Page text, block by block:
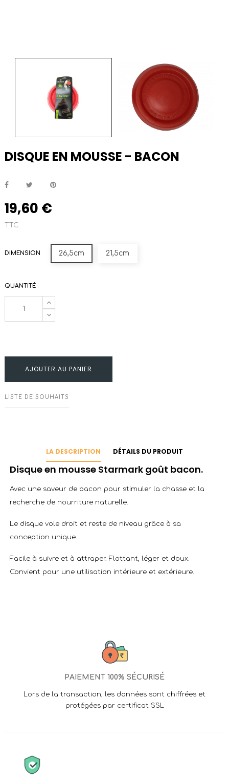
DISQUE EN MOUSSE - BACON
19,60 €
TTC
DIMENSION 26,5cm 21,5cm
QUANTITÉ
AJOUTER AU PANIER
LISTE DE SOUHAITS
LA DESCRIPTION DÉTAILS DU PRODUIT
Disque en mousse Starmark goût bacon.
Avec une saveur de bacon pour stimuler la chasse et la
recherche de nourriture naturelle.
Le disque vole droit et reste de niveau grâce à sa
conception unique.
Facile à suivre et à attraper. Flottant, léger et doux.
Convient pour une utilisation intérieure et extérieure.
PAIEMENT 100% SÉCURISÉ
Lors de la transaction, les données sont chiffrées et
protégées par certificat SSL